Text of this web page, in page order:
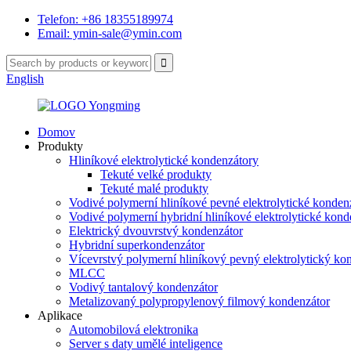
Telefon: +86 18355189974
Email: ymin-sale@ymin.com
English
Domov
Produkty
Hliníkové elektrolytické kondenzátory
Tekuté velké produkty
Tekuté malé produkty
Vodivé polymerní hliníkové pevné elektrolytické
Vodivé polymerní hybridní hliníkové elektrolytické
Elektrický dvouvrstvý kondenzátor
Hybridní superkondenzátor
Vícevrstvý polymerní hliníkový pevný elektrolytický
MLCC
Vodivý tantalový kondenzátor
Metalizovaný polypropylenový filmový kondenzátor
Aplikace
Automobilová elektronika
Server s daty umělé inteligence